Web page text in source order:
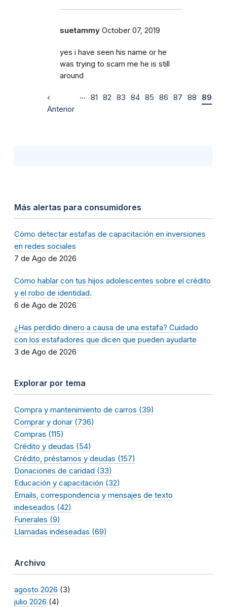
suetammy October 07, 2019
yes i have seen his name or he
was trying to scam me he is still
around
‹
Anterior
… 81 82 83 84 85 86 87 88 89
Más alertas para consumidores
Cómo detectar estafas de capacitación en inversiones
en redes sociales
7 de Ago de 2026
Cómo hablar con tus hijos adolescentes sobre el crédito
y el robo de identidad.
6 de Ago de 2026
¿Has perdido dinero a causa de una estafa? Cuidado
con los estafadores que dicen que pueden ayudarte
3 de Ago de 2026
Explorar por tema
Compra y mantenimiento de carros (39)
Comprar y donar (736)
Compras (115)
Crédito y deudas (54)
Crédito, préstamos y deudas (157)
Donaciones de caridad (33)
Educación y capacitación (32)
Emails, correspondencia y mensajes de texto
indeseados (42)
Funerales (9)
Llamadas indeseadas (69)
Archivo
agosto 2026 (3)
julio 2026 (4)